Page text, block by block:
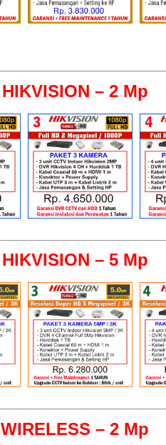
HIKVISION – 2 Mp
HIKVISION – 5 Mp
WIRELESS – 2 Mp